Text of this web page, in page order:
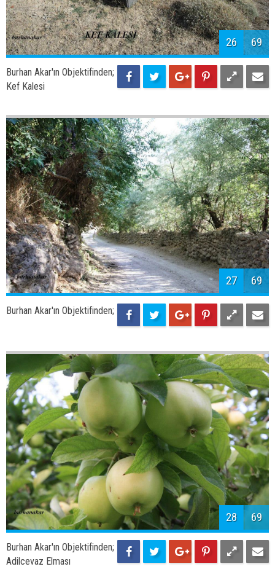
Burhan Akar'ın Objektifinden;
Adilcevaz Elması
29 69
Burhan Akar'ın Objektifinden;
Adilcevaz Kayısısı
30 69
Burhan Akar'ın Objektifinden;